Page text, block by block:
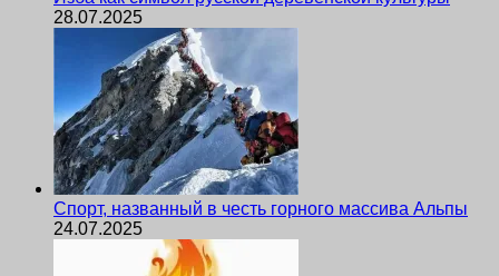
28.07.2025
Спорт, названный в честь горного массива Альпы
24.07.2025